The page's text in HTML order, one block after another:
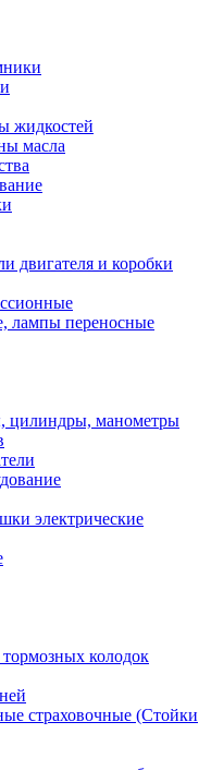
жидкостей
масла
двигателя и коробки
лампы переносные
цилиндры, манометры
электрические
колодок
страховочные (Стойки